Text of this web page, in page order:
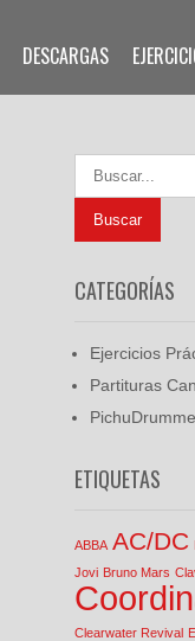
DESCARGAS
CATEGORÍAS
Ejercicios
Partituras
ETIQUETAS
ABBA AC/DC
Jovi Bruno Mars
Clearwater Revival